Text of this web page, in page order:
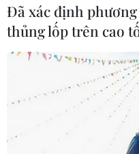
Đã xác định
thủng lốp trên cao